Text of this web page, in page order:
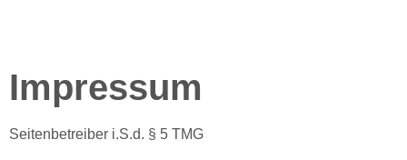
Impressum
Seitenbetreiber i.S.d. § 5 TMG